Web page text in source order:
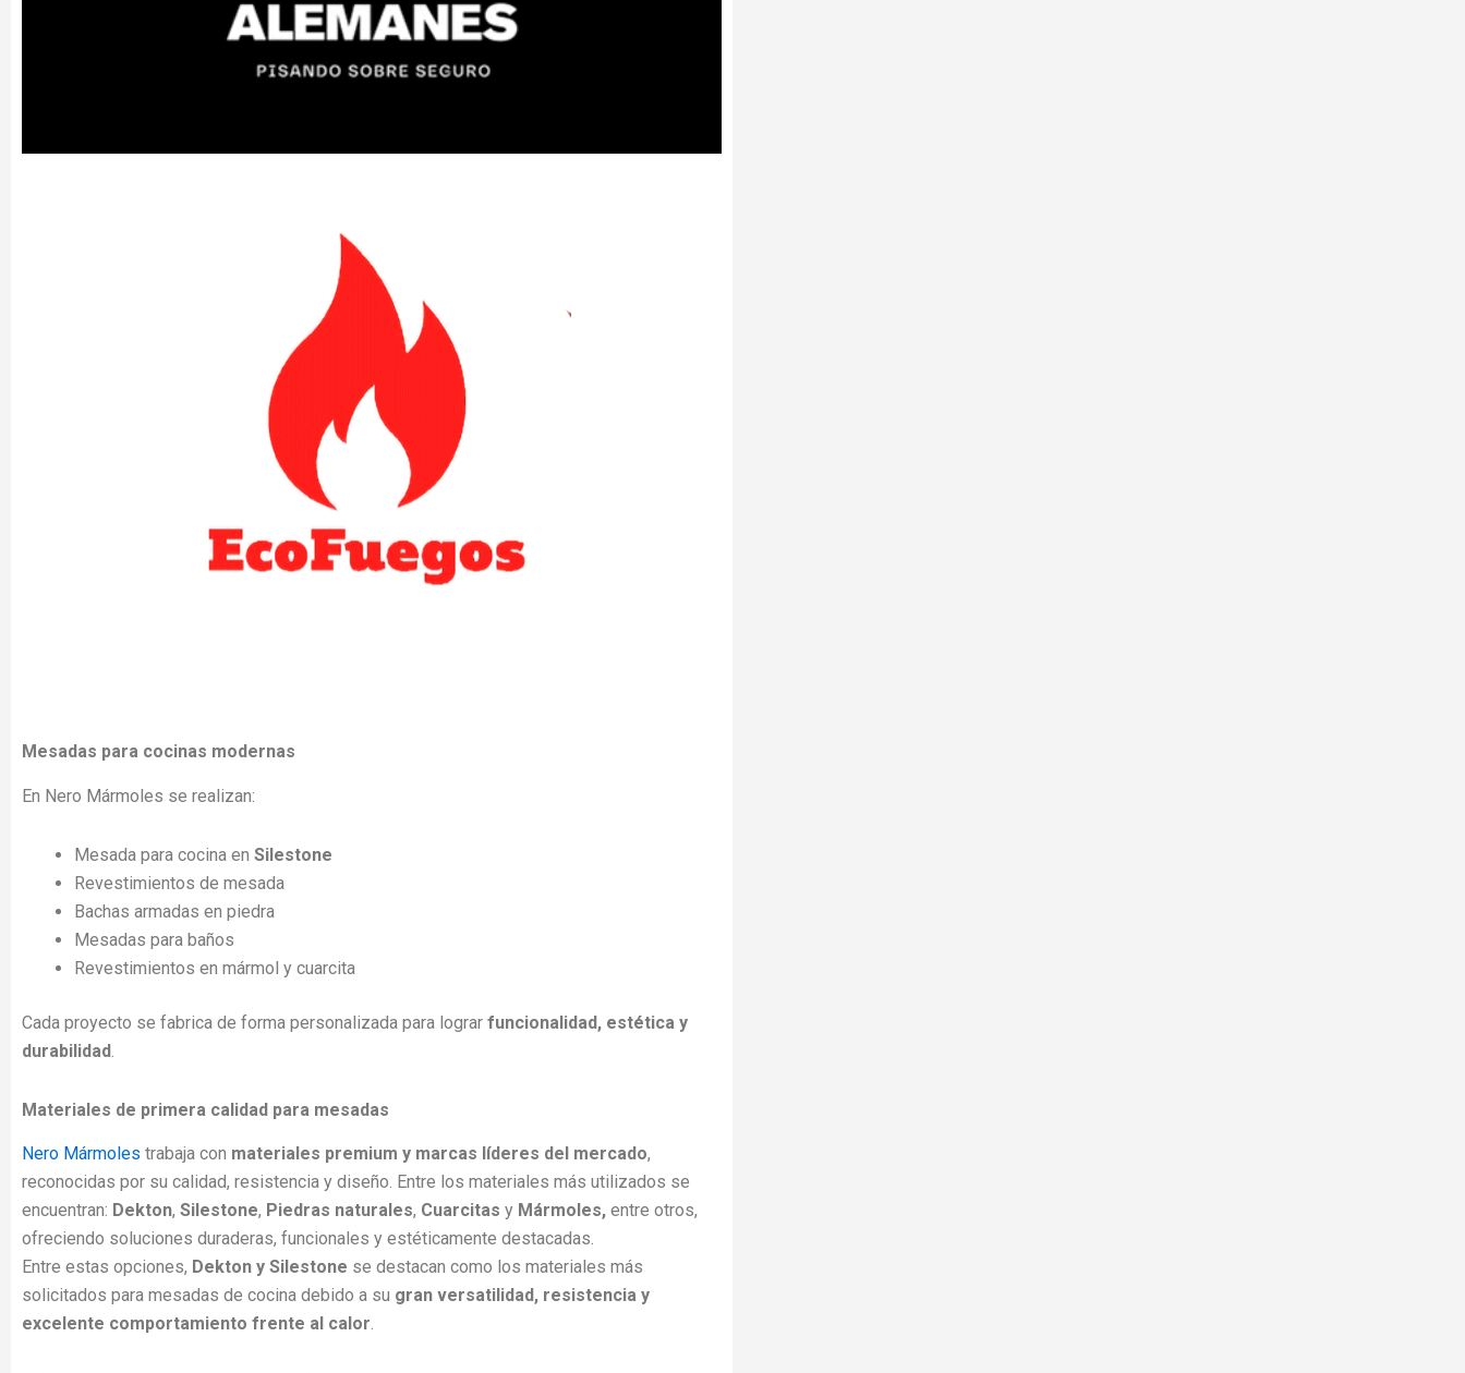
Mesadas para cocinas modernas
En Nero Mármoles se realizan:
Mesada para cocina en Silestone
Revestimientos de mesada
Bachas armadas en piedra
Mesadas para baños
Revestimientos en mármol y cuarcita
Cada proyecto se fabrica de forma personalizada para lograr funcionalidad, estética y
durabilidad
Materiales de primera calidad para mesadas
Nero Mármoles trabaja con materiales premium y marcas líderes del mercado,
reconocidas por su calidad, resistencia y diseño. Entre los materiales más utilizados se
encuentran: Dekton, Silestone, Piedras naturales, Cuarcitas y Mármoles, entre otros,
ofreciendo soluciones duraderas, funcionales y estéticamente destacadas.
Entre estas opciones, Dekton y Silestone se destacan como los materiales más
solicitados para mesadas de cocina debido a su gran versatilidad, resistencia y
excelente comportamiento frente al calor.